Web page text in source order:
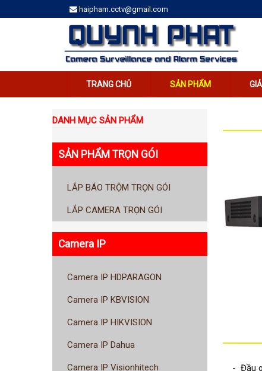
haipham.cctv@gmail.com
TRANG CHỦ SẢN PHẨM
DANH MỤC SẢN PHẨM
SẢN PHẨM TRỌN GÓI
LẮP BÁO TRỘM TRỌN GÓI
LẮP CAMERA TRỌN GÓI
Camera IP
Camera IP HDPARAGON
Camera IP KBVISION
Camera IP HIKVISION
Camera IP Dahua
Camera IP Visionhitech
- Đầu